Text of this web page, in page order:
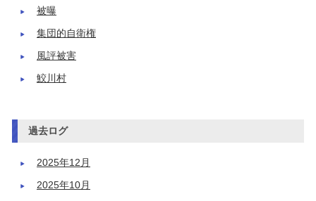
被曝
集団的自衛権
風評被害
鮫川村
過去ログ
2025年12月
2025年10月